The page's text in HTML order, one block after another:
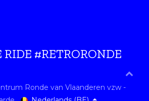
RIDE #RETRORONDE
Ronde van Vlaanderen vzw -